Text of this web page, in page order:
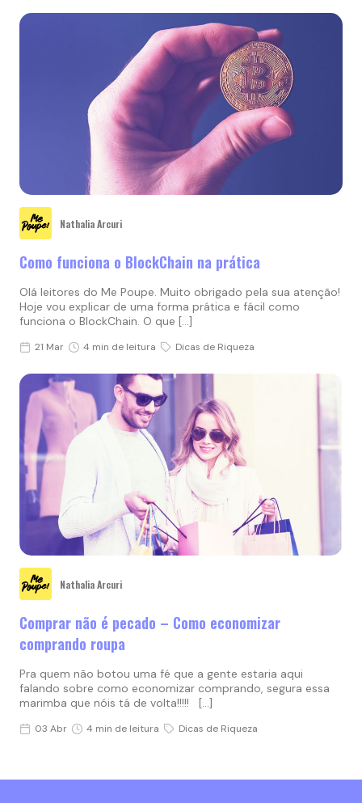
Nathalia Arcuri
Como funciona o BlockChain na prática
Olá leitores do Me Poupe. Muito obrigado pela sua atenção!
Hoje vou explicar de uma forma prática e fácil como
funciona o BlockChain. O que […]
21 Mar 4 min de leitura Dicas de Riqueza
Nathalia Arcuri
Comprar não é pecado – Como economizar
comprando roupa
Pra quem não botou uma fé que a gente estaria aqui
falando sobre como economizar comprando, segura essa
marimba que nóis tá de volta!!!!! […]
03 Abr 4 min de leitura Dicas de Riqueza